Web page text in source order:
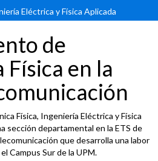
Eléctrica y Física Aplicada
de
en la
Física, Ingeniería Eléctrica y Física
sección departamental en la ETS de
que desarrolla una labor
Campus Sur de la UPM.